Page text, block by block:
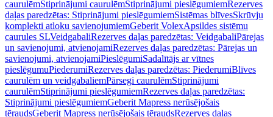
caurulēmStiprinājumi caurulēmStiprinājumi pieslēgumiemRezerves
daļas paredzētas: Stiprinājumi pieslēgumiemSistēmas blīvesSkrūvju
komplekti atloku savienojumiemGeberit VolexApsildes sistēmu
caurules SLVeidgabaliRezerves daļas paredzētas: VeidgabaliPārejas
un savienojumi, atvienojamiRezerves daļas paredzētas: Pārejas un
savienojumi, atvienojamiPieslēgumiSadalītājs ar vītnes
pieslēgumuPiederumiRezerves daļas paredzētas: PiederumiBlīves
caurulēm un veidgabaliemPārsegi caurulēmStiprinājumi
caurulēmStiprinājumi pieslēgumiemRezerves daļas paredzētas:
Stiprinājumi pieslēgumiemGeberit Mapress nerūsējošais
tēraudsGeberit Mapress nerūsējošais tēraudsRezerves daļas